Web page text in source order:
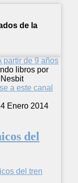
de la
partir de 9 años
libros por
a este canal
Enero 2014
del